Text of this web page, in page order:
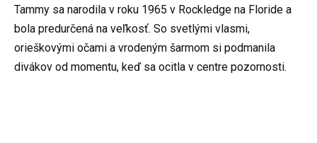
Tammy sa narodila v roku 1965 v Rockledge na Floride a
bola predurčená na veľkosť. So svetlými vlasmi,
orieškovými očami a vrodeným šarmom si podmanila
divákov od momentu, keď sa ocitla v centre pozornosti.